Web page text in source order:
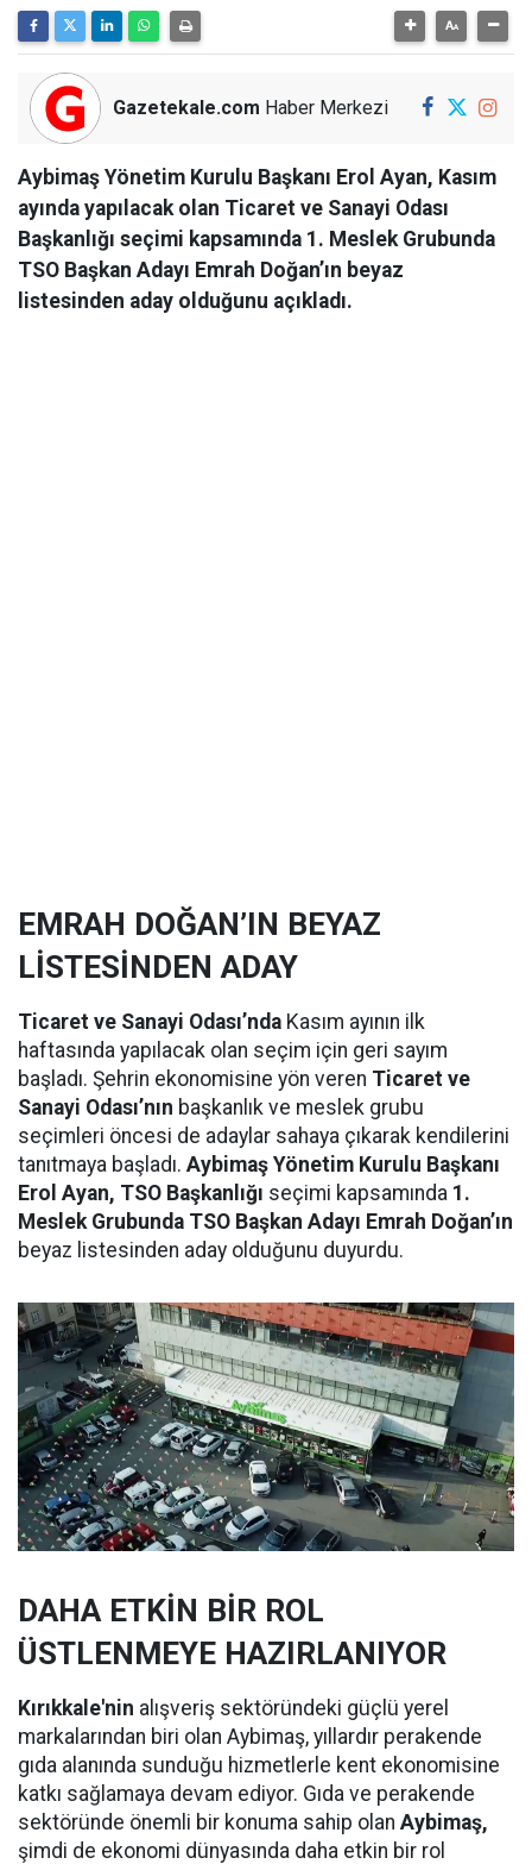
Gazetekale.com Haber Merkezi
Aybimaş Yönetim Kurulu Başkanı Erol Ayan, Kasım
ayında yapılacak olan Ticaret ve Sanayi Odası
Başkanlığı seçimi kapsamında 1. Meslek Grubunda
TSO Başkan Adayı Emrah Doğan’ın beyaz
listesinden aday olduğunu açıkladı.
EMRAH DOĞAN’IN BEYAZ
LİSTESİNDEN ADAY
Ticaret ve Sanayi Odası’nda Kasım ayının ilk
haftasında yapılacak olan seçim için geri sayım
başladı. Şehrin ekonomisine yön veren Ticaret ve
Sanayi Odası’nın başkanlık ve meslek grubu
seçimleri öncesi de adaylar sahaya çıkarak kendilerini
tanıtmaya başladı. Aybimaş Yönetim Kurulu Başkanı
Erol Ayan, TSO Başkanlığı seçimi kapsamında 1.
Meslek Grubunda TSO Başkan Adayı Emrah Doğan’ın
beyaz listesinden aday olduğunu duyurdu.
DAHA ETKİN BİR ROL
ÜSTLENMEYE HAZIRLANIYOR
Kırıkkale'nin alışveriş sektöründeki güçlü yerel
markalarından biri olan Aybimaş, yıllardır perakende
gıda alanında sunduğu hizmetlerle kent ekonomisine
katkı sağlamaya devam ediyor. Gıda ve perakende
sektöründe önemli bir konuma sahip olan Aybimaş,
şimdi de ekonomi dünyasında daha etkin bir rol